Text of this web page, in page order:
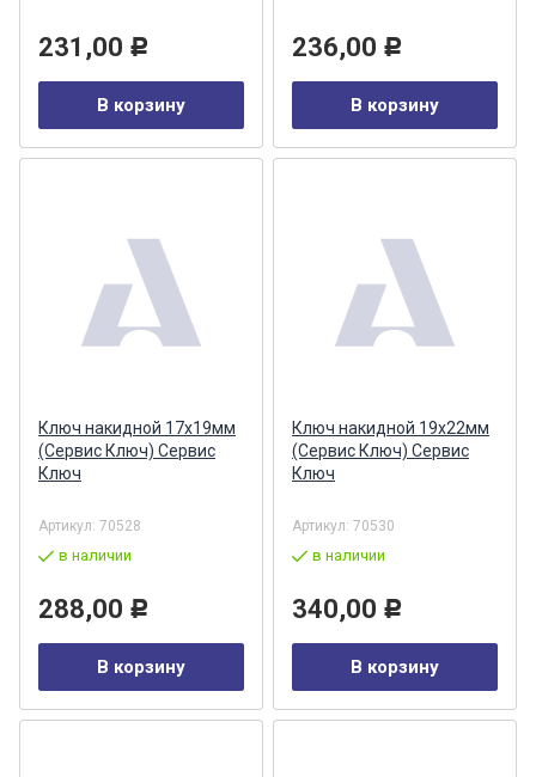
231,00 Р
В корзину
236,00 Р
В корзину
Ключ накидной 17х19мм
(Сервис Ключ) Сервис
Ключ
Артикул: 70528
в наличии
288,00 Р
В корзину
Ключ накидной 19х22мм
(Сервис Ключ) Сервис
Ключ
Артикул: 70530
в наличии
340,00 Р
В корзину